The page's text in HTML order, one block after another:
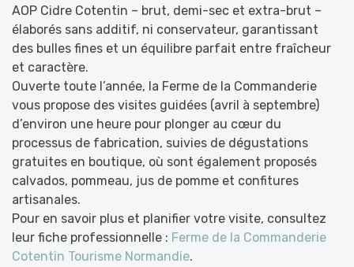
AOP Cidre Cotentin – brut, demi-sec et extra-brut –
élaborés sans additif, ni conservateur, garantissant
des bulles fines et un équilibre parfait entre fraîcheur
et caractère.
Ouverte toute l’année, la Ferme de la Commanderie
vous propose des visites guidées (avril à septembre)
d’environ une heure pour plonger au cœur du
processus de fabrication, suivies de dégustations
gratuites en boutique, où sont également proposés
calvados, pommeau, jus de pomme et confitures
artisanales.
Pour en savoir plus et planifier votre visite, consultez
leur fiche professionnelle : Ferme de la Commanderie
Cotentin Tourisme Normandie.